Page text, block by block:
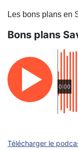
Les bons plans en
Bons plans
0:00
Télécharger le